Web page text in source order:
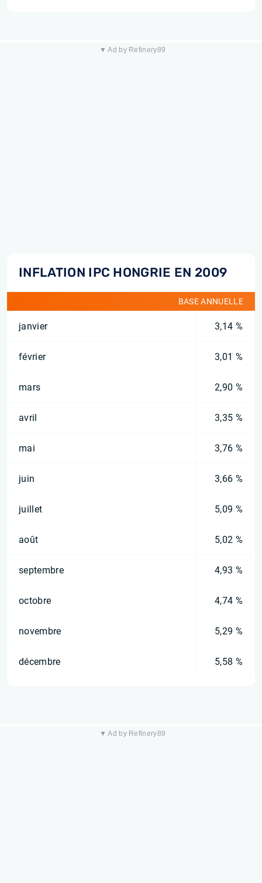
▼ Ad by Refinery89
INFLATION IPC HONGRIE EN 2009
BASE ANNUELLE
janvier 3,14 %
février 3,01 %
mars 2,90 %
avril 3,35 %
mai 3,76 %
juin 3,66 %
juillet 5,09 %
août 5,02 %
septembre 4,93 %
octobre 4,74 %
novembre 5,29 %
décembre 5,58 %
▼ Ad by Refinery89